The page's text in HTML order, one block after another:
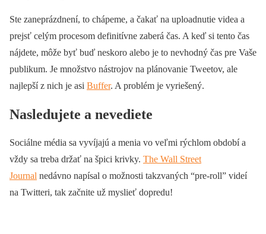
Ste zaneprázdnení, to chápeme, a čakať na uploadnutie videa a
prejsť celým procesom definitívne zaberá čas. A keď si tento čas
nájdete, môže byť buď neskoro alebo je to nevhodný čas pre Vaše
publikum. Je množstvo nástrojov na plánovanie Tweetov, ale
najlepší z nich je asi Buffer. A problém je vyriešený.
Nasledujete a nevediete
Sociálne média sa vyvíjajú a menia vo veľmi rýchlom období a
vždy sa treba držať na špici krivky. The Wall Street
Journal nedávno napísal o možnosti takzvaných “pre-roll” videí
na Twitteri, tak začnite už myslieť dopredu!